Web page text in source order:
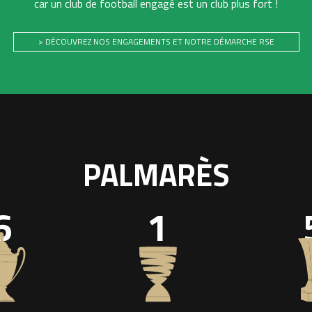
car un club de football engagé est un club plus fort !
> DÉCOUVREZ NOS ENGAGEMENTS ET NOTRE DÉMARCHE RSE
PALMARÈS
1